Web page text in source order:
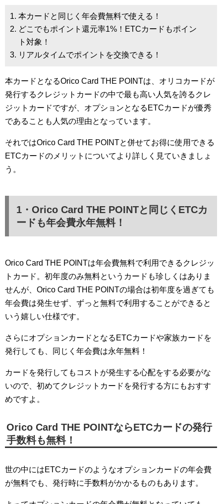
本カードと同じく年会費無料で使える！
どこでもポイント還元率1%！ETCカードもポイン
ト対象！
リアルタイムでポイントを交換できる！
本カードとなるOrico Card THE POINTは、オリコカードが
発行するクレジットカードの中で最も高い人気を誇るクレ
ジットカードですが、オプションとなるETCカードが優秀
であることも人気の理由となっています。
それではOrico Card THE POINTと併せてお得に使用できる
ETCカードのメリットについてより詳しく見ていきましょ
う。
1・Orico Card THE POINTと同じくETCカ
ードも年会費永年無料！
Orico Card THE POINTは年会費無料で利用できるクレジッ
トカード。初年度のみ無料というカードも珍しくはありま
せんが、Orico Card THE POINTの場合は初年度を過ぎても
年会費は発生せず、ずっと無料で利用することができると
いう嬉しい仕様です。
さらにオプションカードとなるETCカードや家族カードを
発行しても、同じく年会費は永年無料！
カードを発行してもコストが発生する心配をする必要がな
いので、初めてクレジットカードを発行する方にもおすす
めですよ。
Orico Card THE POINTならETCカードの発行
手数料も無料！
世の中にはETCカードのようなオプションカードの年会費
が無料でも、発行時に手数料がかかるものもあります。